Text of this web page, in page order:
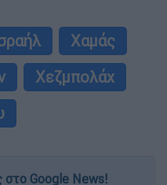
Χαμάς
Χεζμπολάχ
Google News!